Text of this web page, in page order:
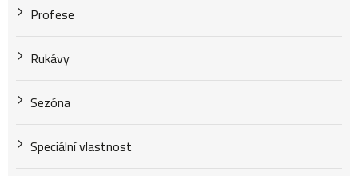
Profese
Rukávy
Sezóna
Speciální vlastnost